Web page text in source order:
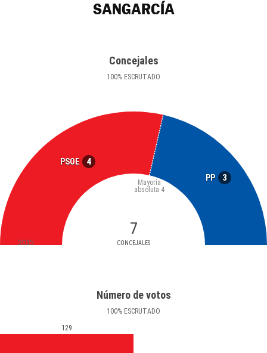
SANGARCÍA
Concejales
100% ESCRUTADO
PSOE 4
PP 3
7
CONCEJALES
Mayoría
absoluta 4
2015
Número de votos
100% ESCRUTADO
129